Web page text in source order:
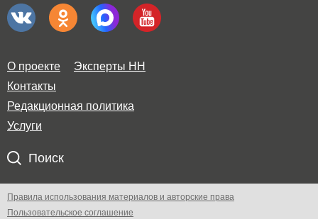
О проекте
Эксперты НН
Контакты
Редакционная политика
Услуги
Поиск
Правила использования материалов и авторские права
Пользовательское соглашение